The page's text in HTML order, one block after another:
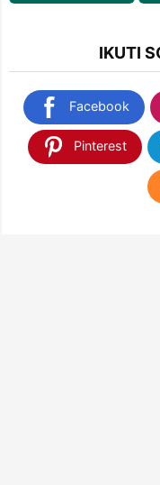
IKUTI
Facebook
Pinterest